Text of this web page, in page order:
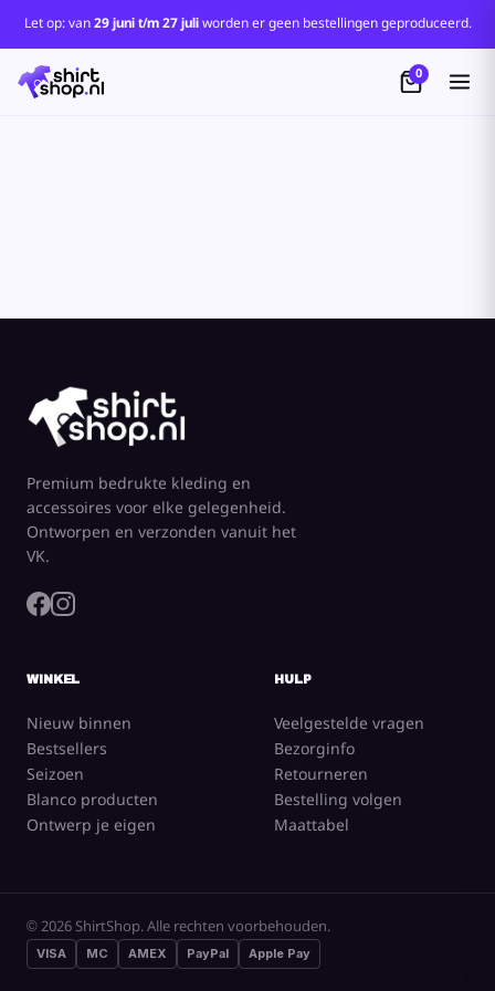
Let op: van29 juni t/m 27 juliworden er geen bestellingen geproduceerd.
0
Premium bedrukte kleding en
accessoires voor elke gelegenheid.
Ontworpen en verzonden vanuit het
VK.
WINKEL
Nieuw binnen
Bestsellers
Seizoen
Blanco producten
Ontwerp je eigen
HULP
Veelgestelde vragen
Bezorginfo
Retourneren
Bestelling volgen
Maattabel
© 2026 ShirtShop. Alle rechten voorbehouden.
VISA MC AMEX PayPal Apple Pay
Standaard
Price: Lowest First
Price: Highest First